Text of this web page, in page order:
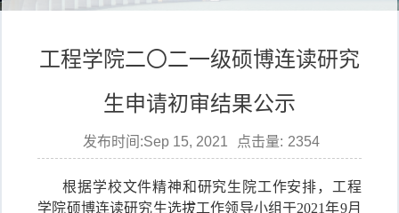
工程学院二〇二一级硕博连读研究
生申请初审结果公示
发布时间:Sep 15, 2021 点击量: 2354
根据学校文件精神和研究生院工作安排，工程
学院硕博连读研究生选拔工作领导小组于2021年9月